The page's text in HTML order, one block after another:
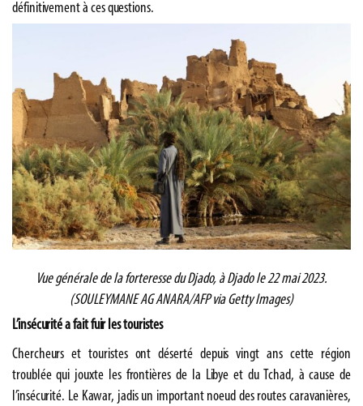
définitivement à ces questions.
Vue générale de la forteresse du Djado, à Djado le 22 mai 2023.
(SOULEYMANE AG ANARA/AFP via Getty Images)
L’insécurité a fait fuir les touristes
Chercheurs et touristes ont déserté depuis vingt ans cette région
troublée qui jouxte les frontières de la Libye et du Tchad, à cause de
l’insécurité. Le Kawar, jadis un important noeud des routes caravanières,